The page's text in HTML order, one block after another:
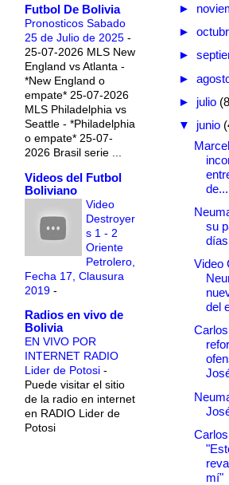
Futbol De Bolivia
Pronosticos Sabado
25 de Julio de 2025 -
25-07-2026 MLS New
England vs Atlanta -
*New England o
empate* 25-07-2026
MLS Philadelphia vs
Seattle - *Philadelphia
o empate* 25-07-
2026 Brasil serie ...
Videos del Futbol
Boliviano
Video
Destroyer
s 1 - 2
Oriente
Petrolero,
Fecha 17, Clausura
2019 -
Radios en vivo de
Bolivia
EN VIVO POR
INTERNET RADIO
Lider de Potosi -
Puede visitar el sitio
de la radio en internet
en RADIO Lider de
Potosi
►
►
►
►
► julio
▼ junio
de...
su
días
Video
del
mí"